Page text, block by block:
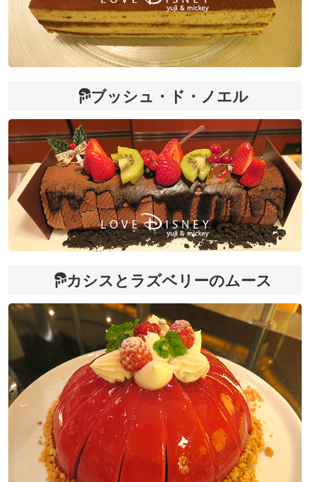
ブッシュ・ド・ノエル
カシスとラズベリーのムース